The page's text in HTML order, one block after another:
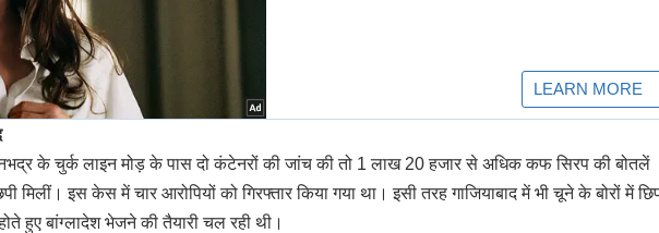
के चुर्क लाइन मोड़ के पास दो कंटेनरों की जांच की तो 1 लाख 20 हजार से अधिक कफ सिरप की बोतलें
मिलीं। इस केस में चार आरोपियों को गिरफ्तार किया गया था। इसी तरह गाजियाबाद में भी चूने के बोरों में
हुए बांग्लादेश भेजने की तैयारी चल रही थी।